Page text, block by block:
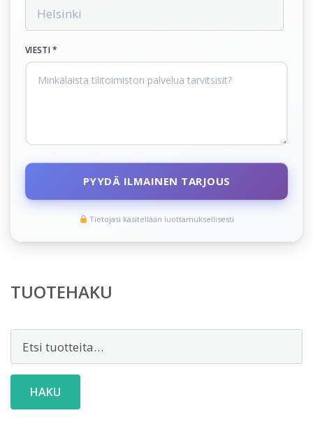
VIESTI *
PYYDÄ ILMAINEN TARJOUS
Tietojasi käsitellään luottamuksellisesti
TUOTEHAKU
HAKU